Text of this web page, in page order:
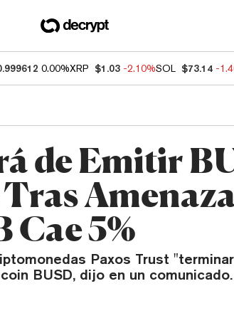
0.00%XRP $1.03 -2.10%SOL $73.14 -
de Emitir
Cae 5%
Paxos Trust
BUSD, dijo en un comunicado.